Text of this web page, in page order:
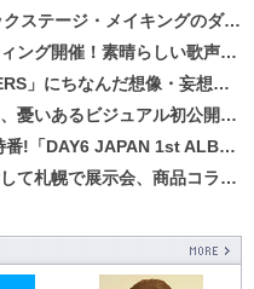
イキングのダイジェスト映像が公開！
素晴らしい歌声に癒される贅沢な時間
んだ想像・妄想企画がスタート！
主役リョウク、SHIN、KENらのコメントが到着！
UNLOCK」発売記念 ライブ@ニコ生」を配信決定!
で展示会、商品コラボが実現！！